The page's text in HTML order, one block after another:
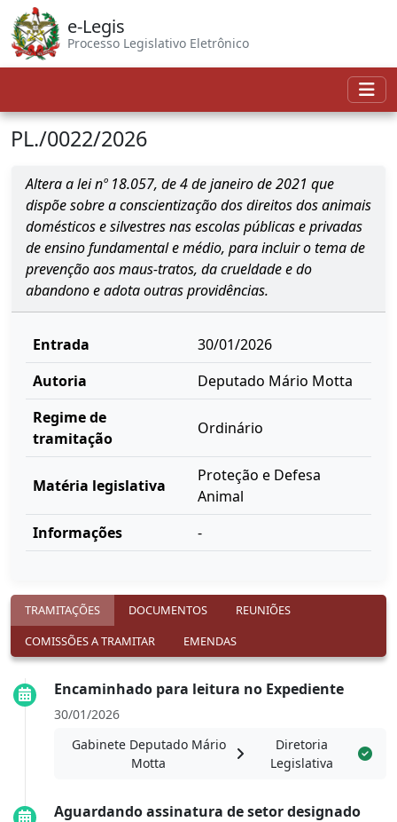
e-Legis
Processo Legislativo Eletrônico
PL./0022/2026
Altera a lei nº 18.057, de 4 de janeiro de 2021 que
dispõe sobre a conscientização dos direitos dos animais
domésticos e silvestres nas escolas públicas e privadas
de ensino fundamental e médio, para incluir o tema de
prevenção aos maus-tratos, da crueldade e do
abandono e adota outras providências.
Entrada
30/01/2026
Autoria
Deputado Mário Motta
Regime de
tramitação
Ordinário
Matéria legislativa
Proteção e Defesa
Animal
Informações
-
TRAMITAÇÕES DOCUMENTOS
REUNIÕES
COMISSÕES A TRAMITAR
EMENDAS
Encaminhado para leitura no Expediente
30/01/2026
Gabinete Deputado Mário
Motta
Diretoria
Legislativa
Aguardando assinatura de setor designado